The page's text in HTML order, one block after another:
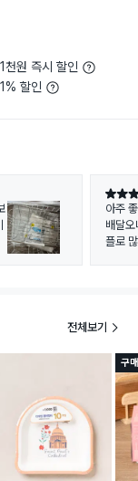
천원 즉시 할인
할인
별점 5
아주
배달오니깐 너
플로 많이 살것
전체보기
구